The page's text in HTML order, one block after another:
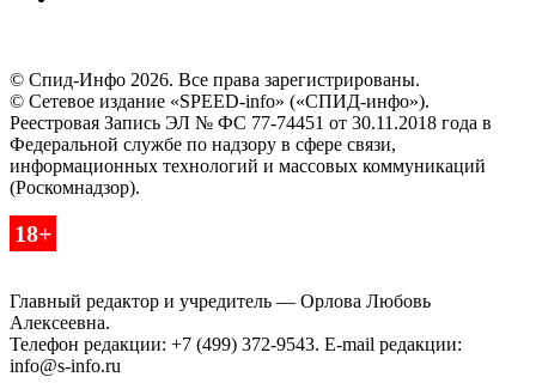
© Спид-Инфо 2026. Все права зарегистрированы.
© Сетевое издание «SPEED-info» («СПИД-инфо»).
Реестровая Запись ЭЛ № ФС 77-74451 от 30.11.2018 года в
Федеральной службе по надзору в сфере связи,
информационных технологий и массовых коммуникаций
(Роскомнадзор).
18+
Главный редактор и учредитель — Орлова Любовь
Алексеевна.
Телефон редакции: +7 (499) 372-9543. E-mail редакции:
info@s-info.ru